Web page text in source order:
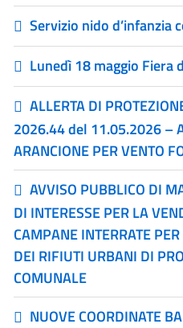
Servizio nido d’infanzia
Lunedì 18 maggio Fiera
ALLERTA DI
2026.44 del 11.05.2026 –
ARANCIONE PER VENTO
AVVISO PUBBLICO DI
DI INTERESSE PER LA
CAMPANE INTERRATE
DEI RIFIUTI URBANI DI
COMUNALE
NUOVE COORDINATE